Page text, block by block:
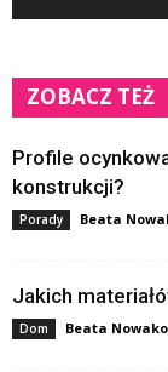
ZOBACZ TEŻ
Profile
konstrukcji?
Porady Beata
Jakich
Dom Beata